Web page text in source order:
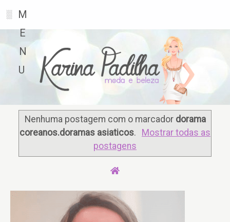
░
M
E
N
U
Nenhuma postagem com o marcador dorama
coreanos.doramas asiaticos.
Mostrar todas as
postagens